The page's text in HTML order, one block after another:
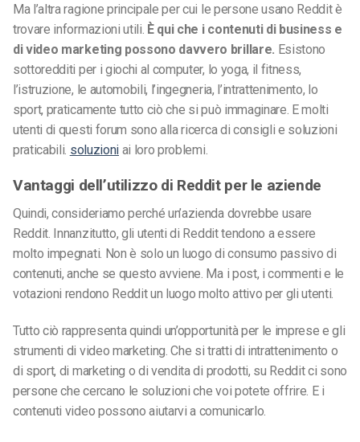
Ma l’altra ragione principale per cui le persone usano Reddit è
trovare informazioni utili. È qui che i contenuti di business e
di video marketing possono davvero brillare. Esistono
sottoredditi per i giochi al computer, lo yoga, il fitness,
l’istruzione, le automobili, l’ingegneria, l’intrattenimento, lo
sport, praticamente tutto ciò che si può immaginare. E molti
utenti di questi forum sono alla ricerca di consigli e soluzioni
praticabili. soluzioniai loro problemi.
Vantaggi dell’utilizzo di Reddit per le aziende
Quindi, consideriamo perché un’azienda dovrebbe usare
Reddit. Innanzitutto, gli utenti di Reddit tendono a essere
molto impegnati. Non è solo un luogo di consumo passivo di
contenuti, anche se questo avviene. Ma i post, i commenti e le
votazioni rendono Reddit un luogo molto attivo per gli utenti.
Tutto ciò rappresenta quindi un’opportunità per le imprese e gli
strumenti di video marketing. Che si tratti di intrattenimento o
di sport, di marketing o di vendita di prodotti, su Reddit ci sono
persone che cercano le soluzioni che voi potete offrire. E i
contenuti video possono aiutarvi a comunicarlo.